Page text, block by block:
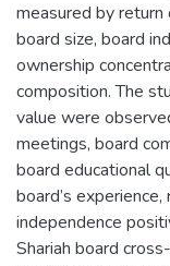
measured by return
board size, board
ownership
composition. The
value were
meetings, board
board educational
board’s
independence
Shariah board